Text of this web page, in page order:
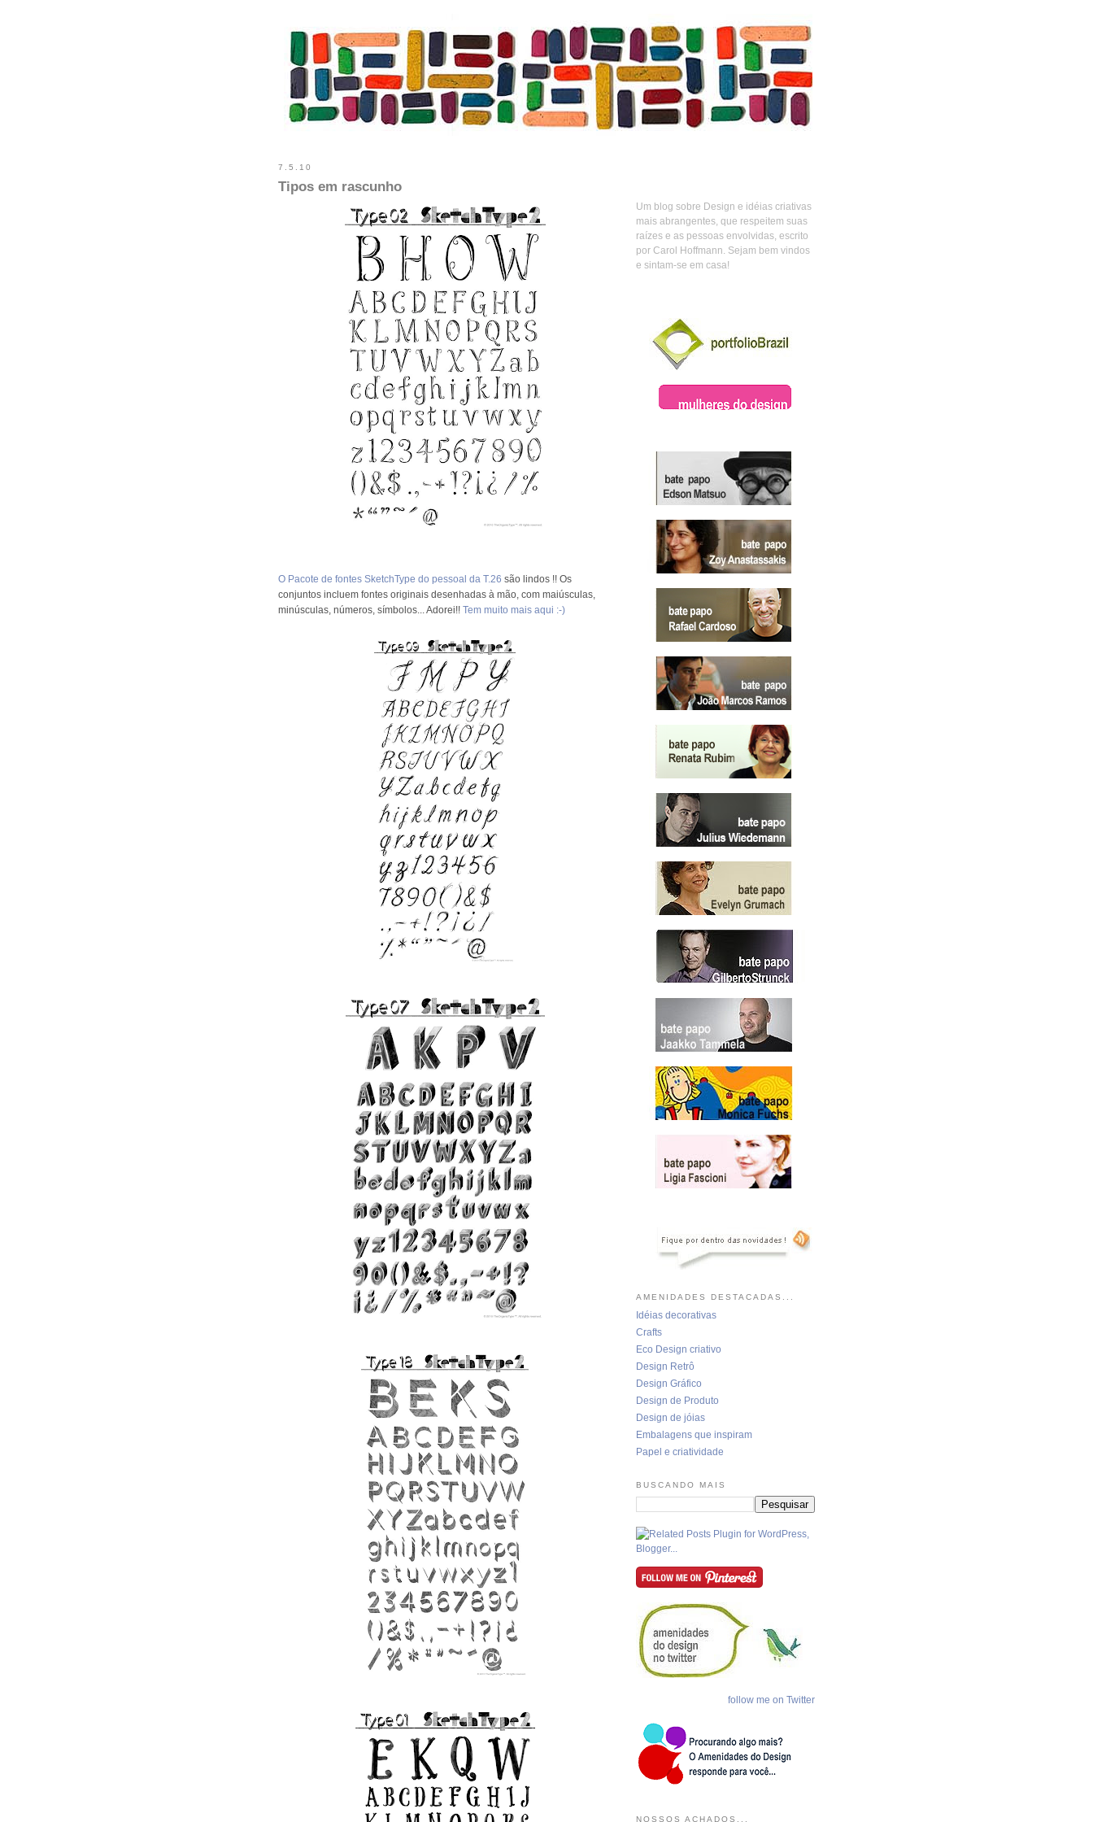
7.5.10
Tipos em rascunho
O Pacote de fontes SketchType do pessoal da T.26 são lindos !! Os
conjuntos incluem fontes originais desenhadas à mão, com maiúsculas,
minúsculas, números, símbolos... Adorei!! Tem muito mais aqui :-)
Um blog sobre Design e idéias criativas
mais abrangentes, que respeitem suas
raízes e as pessoas envolvidas, escrito
por Carol Hoffmann. Sejam bem vindos
e sintam-se em casa!
AMENIDADES DESTACADAS...
Idéias decorativas
Crafts
Eco Design criativo
Design Retrô
Design Gráfico
Design de Produto
Design de jóias
Embalagens que inspiram
Papel e criatividade
BUSCANDO MAIS
follow me on Twitter
NOSSOS ACHADOS...